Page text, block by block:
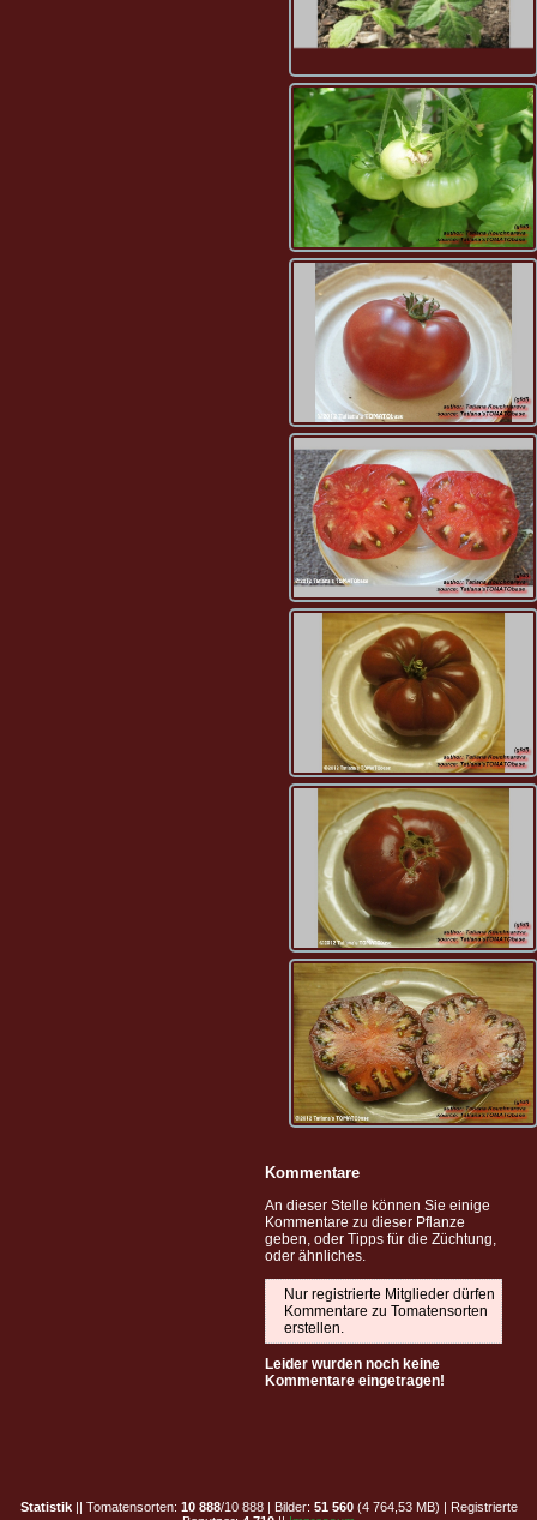
Kommentare
An dieser Stelle können Sie einige
Kommentare zu dieser Pflanze
geben, oder Tipps für die Züchtung,
oder ähnliches.
Nur registrierte Mitglieder dürfen
Kommentare zu Tomatensorten
erstellen.
Leider wurden noch keine
Kommentare eingetragen!
Statistik|| Tomatensorten: 10 888/10 888 | Bilder: 51 560(4 764,53 MB) | Registrierte